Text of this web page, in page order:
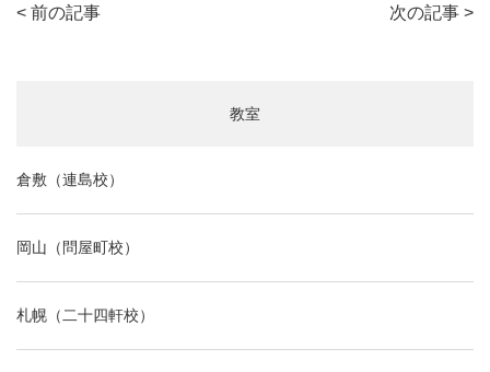
< 前の記事 次の記事 >
教室
倉敷（連島校）
岡山（問屋町校）
札幌（二十四軒校）